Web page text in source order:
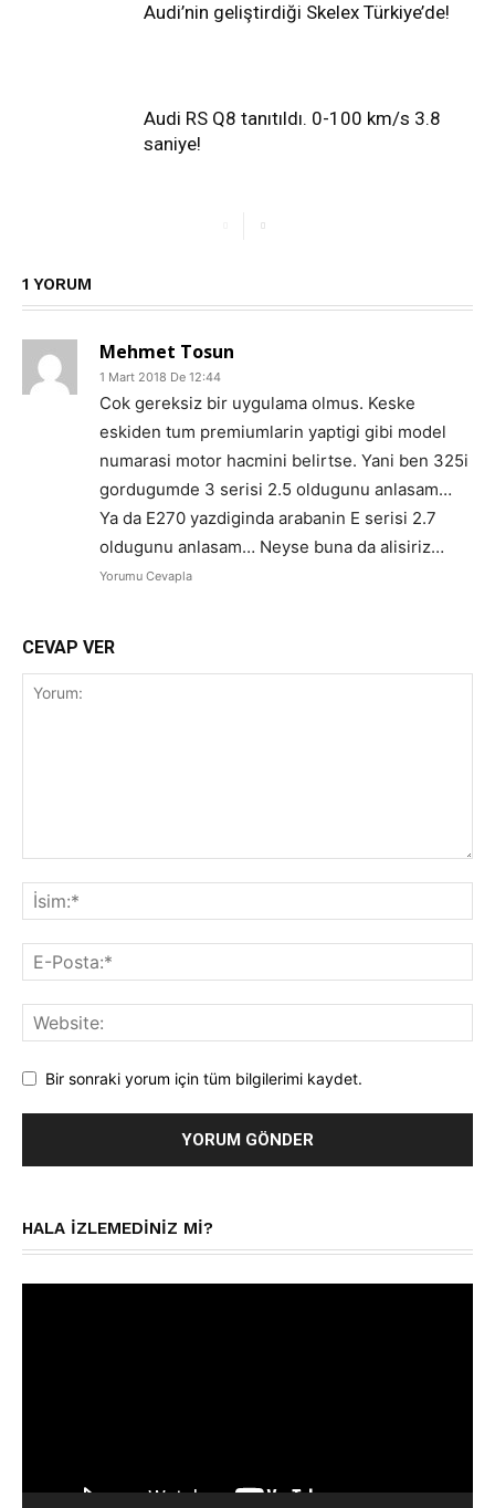
Audi’nin geliştirdiği Skelex Türkiye’de!
Audi RS Q8 tanıtıldı. 0-100 km/s 3.8
saniye!
1 YORUM
Mehmet Tosun
1 Mart 2018 De 12:44
Cok gereksiz bir uygulama olmus. Keske
eskiden tum premiumlarin yaptigi gibi model
numarasi motor hacmini belirtse. Yani ben 325i
gordugumde 3 serisi 2.5 oldugunu anlasam…
Ya da E270 yazdiginda arabanin E serisi 2.7
oldugunu anlasam… Neyse buna da alisiriz…
Yorumu Cevapla
CEVAP VER
Bir sonraki yorum için tüm bilgilerimi kaydet.
HALA IZLEMEDINIZ MI?